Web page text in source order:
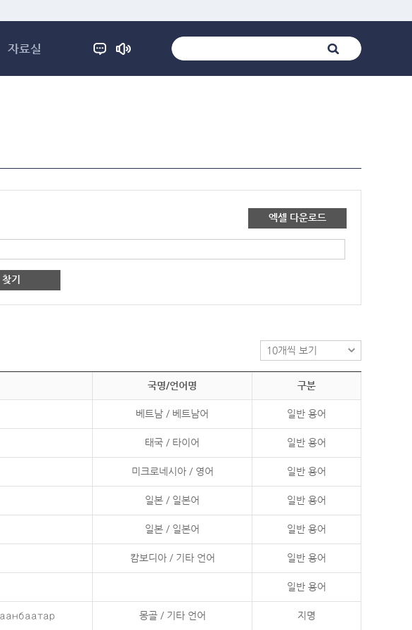
자료실
엑셀 다운로드
찾기
국명/언어명 구분
베트남 / 베트남어 일반 용어
태국 / 타이어 일반 용어
미크로네시아 / 영어 일반 용어
일본 / 일본어 일반 용어
일본 / 일본어 일반 용어
캄보디아 / 기타 언어 일반 용어
일반 용어
몽골 / 기타 언어 지명